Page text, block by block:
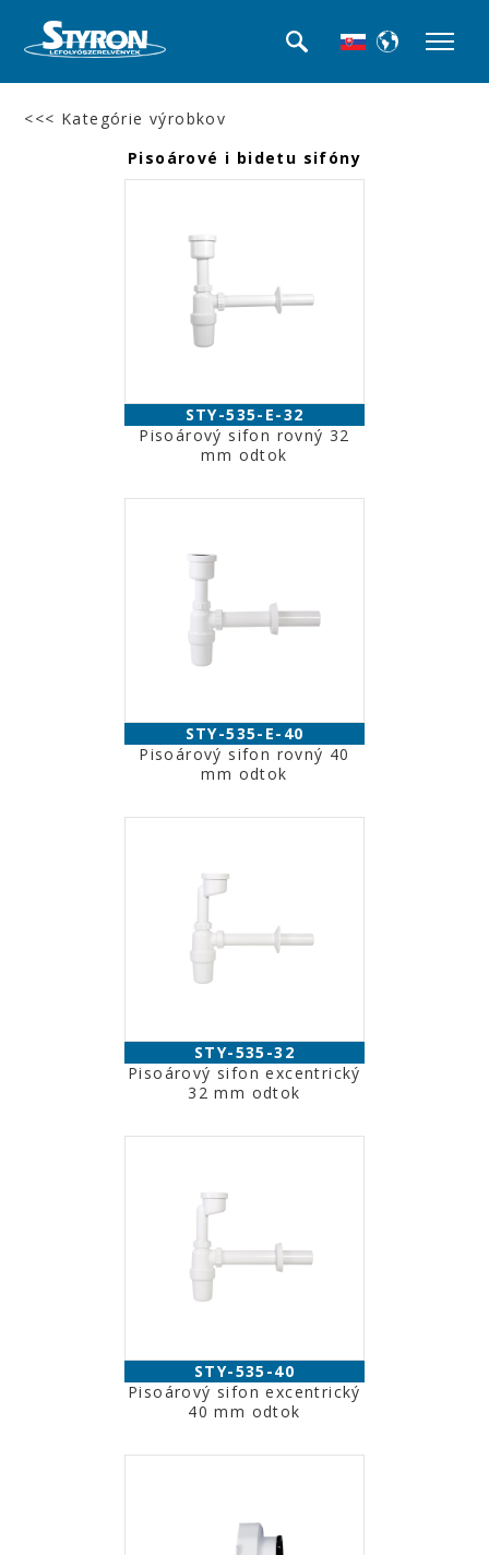
<<< Kategórie výrobkov
Pisoárové i bidetu sifóny
STY-535-E-32
Pisoárový sifon rovný 32
mm odtok
STY-535-E-40
Pisoárový sifon rovný 40
mm odtok
STY-535-32
Pisoárový sifon excentrický
32 mm odtok
STY-535-40
Pisoárový sifon excentrický
40 mm odtok